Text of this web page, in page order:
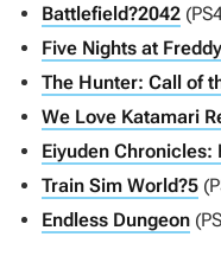
Battlefield?2042
Five Nights at
The Hunter: Call of
We Love Katamari
Eiyuden Chronicles:
Train Sim World?5
Endless Dungeon